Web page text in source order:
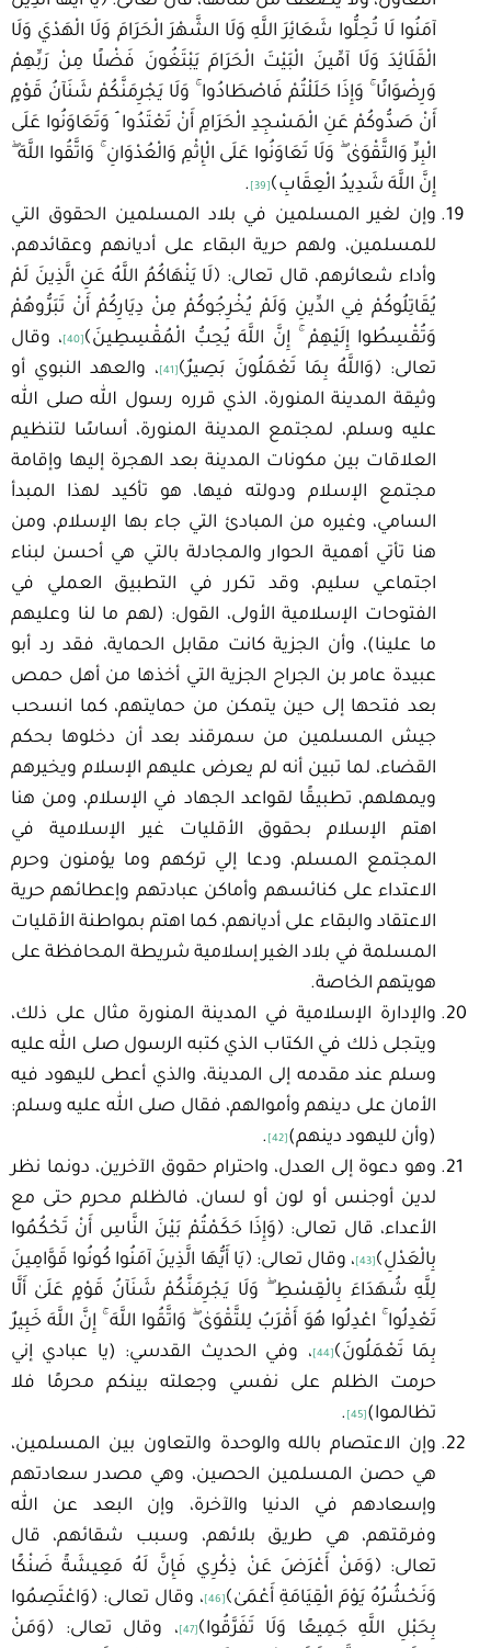
آمَنُوا لَا تُحِلُّوا شَعَائِرَ اللَّهِ وَلَا الشَّهْرَ الْحَرَامَ وَلَا الْهَدْيَ وَلَا
الْقَلَائِدَ وَلَا آمِّينَ الْبَيْتَ الْحَرَامَ يَبْتَغُونَ فَضْلًا مِنْ رَبِّهِمْ
وَرِضْوَانًا ۚ وَإِذَا حَلَلْتُمْ فَاصْطَادُوا ۚ وَلَا يَجْرِمَنَّكُمْ شَنَآنُ قَوْمٍ
أَنْ صَدُّوكُمْ عَنِ الْمَسْجِدِ الْحَرَامِ أَنْ تَعْتَدُوا ۘ وَتَعَاوَنُوا عَلَى
الْبِرِّ وَالتَّقْوَىٰ ۖ وَلَا تَعَاوَنُوا عَلَى الْإِثْمِ وَالْعُدْوَانِ ۚ وَاتَّقُوا اللَّهَ ۖ
إِنَّ اللَّهَ شَدِيدُ الْعِقَابِ﴾ [39]
.
وإن لغير المسلمين في بلاد المسلمين الحقوق التي
للمسلمين، ولهم حرية البقاء على أديانهم وعقائدهم،
وأداء شعائرهم، قال تعالى: ﴿لَا يَنْهَاكُمُ اللَّهُ عَنِ الَّذِينَ لَمْ
يُقَاتِلُوكُمْ فِي الدِّينِ وَلَمْ يُخْرِجُوكُمْ مِنْ دِيَارِكُمْ أَنْ تَبَرُّوهُمْ
وَتُقْسِطُوا إِلَيْهِمْ ۚ إِنَّ اللَّهَ يُحِبُّ الْمُقْسِطِينَ﴾ [40]
، وقال
تعالى: ﴿وَاللَّهُ بِمَا تَعْمَلُونَ بَصِيرٌ﴾ [41]
، والعهد النبوي أو
وثيقة المدينة المنورة، الذي قرره رسول الله صلى الله
عليه وسلم، لمجتمع المدينة المنورة، أساسًا لتنظيم
العلاقات بين مكونات المدينة بعد الهجرة إليها وإقامة
مجتمع الإسلام ودولته فيها، هو تأكيد لهذا المبدأ
السامي، وغيره من المبادئ التي جاء بها الإسلام، ومن
هنا تأتي أهمية الحوار والمجادلة بالتي هي أحسن لبناء
اجتماعي سليم، وقد تكرر في التطبيق العملي في
الفتوحات الإسلامية الأولى، القول: (لهم ما لنا وعليهم
ما علينا)، وأن الجزية كانت مقابل الحماية، فقد رد أبو
عبيدة عامر بن الجراح الجزية التي أخذها من أهل حمص
بعد فتحها إلى حين يتمكن من حمايتهم، كما انسحب
جيش المسلمين من سمرقند بعد أن دخلوها بحكم
القضاء، لما تبين أنه لم يعرض عليهم الإسلام ويخيرهم
ويمهلهم، تطبيقًا لقواعد الجهاد في الإسلام، ومن هنا
اهتم الإسلام بحقوق الأقليات غير الإسلامية في
المجتمع المسلم، ودعا إلي تركهم وما يؤمنون وحرم
الاعتداء على كنائسهم وأماكن عبادتهم وإعطائهم حرية
الاعتقاد والبقاء على أديانهم، كما اهتم بمواطنة الأقليات
المسلمة في بلاد الغير إسلامية شريطة المحافظة على
هويتهم الخاصة.
والإدارة الإسلامية في المدينة المنورة مثال على ذلك،
ويتجلى ذلك في الكتاب الذي كتبه الرسول صلى الله عليه
وسلم عند مقدمه إلى المدينة، والذي أعطى لليهود فيه
الأمان على دينهم وأموالهم، فقال صلى الله عليه وسلم:
(وأن لليهود دينهم) [42]
.
وهو دعوة إلى العدل، واحترام حقوق الآخرين، دونما نظر
لدين أوجنس أو لون أو لسان، فالظلم محرم حتى مع
الأعداء، قال تعالى: ﴿وَإِذَا حَكَمْتُمْ بَيْنَ النَّاسِ أَنْ تَحْكُمُوا
بِالْعَدْلِ﴾ [43]
، وقال تعالى: ﴿يَا أَيُّهَا الَّذِينَ آمَنُوا كُونُوا قَوَّامِينَ
لِلَّهِ شُهَدَاءَ بِالْقِسْطِ ۖ وَلَا يَجْرِمَنَّكُمْ شَنَآنُ قَوْمٍ عَلَىٰ أَلَّا
تَعْدِلُوا ۚ اعْدِلُوا هُوَ أَقْرَبُ لِلتَّقْوَىٰ ۖ وَاتَّقُوا اللَّهَ ۚ إِنَّ اللَّهَ خَبِيرٌ
بِمَا تَعْمَلُونَ﴾ [44]
، وفي الحديث القدسي: (يا عبادي إني
حرمت الظلم على نفسي وجعلته بينكم محرمًا فلا
تظالموا) [45]
.
وإن الاعتصام بالله والوحدة والتعاون بين المسلمين،
هي حصن المسلمين الحصين، وهي مصدر سعادتهم
وإسعادهم في الدنيا والآخرة، وإن البعد عن الله
وفرقتهم، هي طريق بلائهم، وسبب شقائهم، قال
تعالى: ﴿وَمَنْ أَعْرَضَ عَنْ ذِكْرِي فَإِنَّ لَهُ مَعِيشَةً ضَنْكًا
وَنَحْشُرُهُ يَوْمَ الْقِيَامَةِ أَعْمَىٰ﴾ [46]
، وقال تعالى: ﴿وَاعْتَصِمُوا
بِحَبْلِ اللَّهِ جَمِيعًا وَلَا تَفَرَّقُوا﴾ [47]
، وقال تعالى: ﴿وَمَنْ